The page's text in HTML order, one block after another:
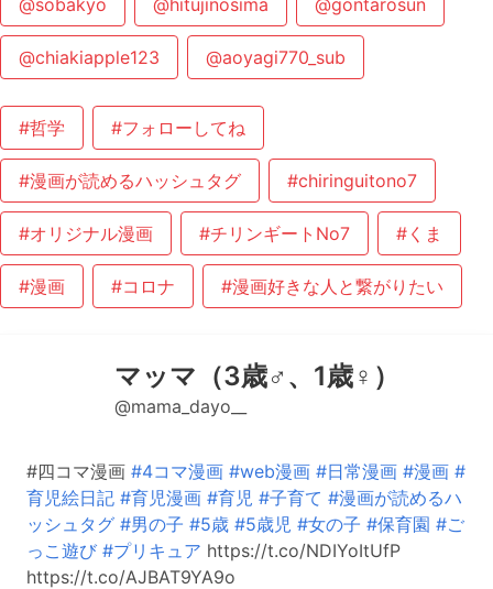
@sobakyo @hitujinosima @gontarosun
@chiakiapple123 @aoyagi770_sub
#哲学 #フォローしてね
#漫画が読めるハッシュタグ #chiringuitono7
#オリジナル漫画 #チリンギートNo7 #くま
#漫画 #コロナ #漫画好きな人と繋がりたい
マッマ（3歳♂、1歳♀）
@mama_dayo__
#四コマ漫画 #4コマ漫画 #web漫画 #日常漫画 #漫画 #
育児絵日記 #育児漫画 #育児 #子育て #漫画が読めるハ
ッシュタグ #男の子 #5歳 #5歳児 #女の子 #保育園 #ご
っこ遊び #プリキュア https://t.co/NDIYoItUfP
https://t.co/AJBAT9YA9o